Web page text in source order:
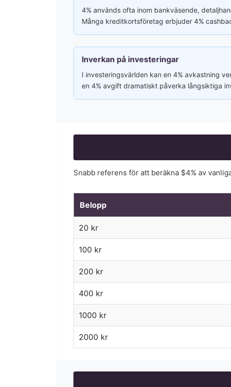
4% används ofta inom bankväsende,
Många kreditkortsföretag erbjuder 4%
Inverkan på investeringar
I investeringsvärlden kan en 4% avkastning
en 4% avgift dramatiskt påverka långsiktiga
Snabb referens för att beräkna $4% av
Belopp
20 kr
100 kr
200 kr
400 kr
1000 kr
2000 kr